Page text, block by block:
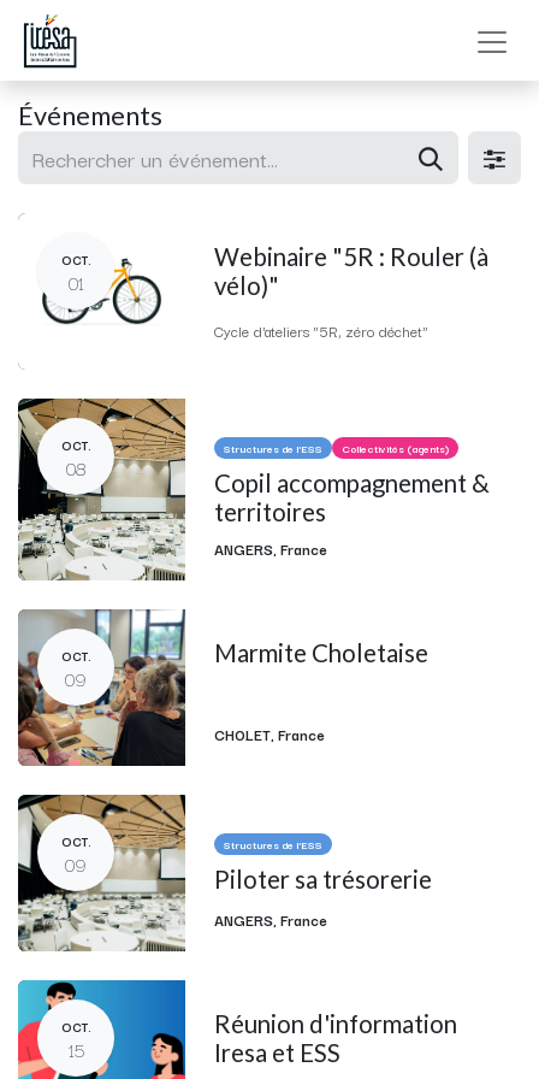
Événements
OCT.
01
Webinaire "5R : Rouler (à
vélo)"
Cycle d'ateliers "5R, zéro déchet"
OCT.
08
Structures de l'ESS Collectivités (agents)
Copil accompagnement &
territoires
ANGERS,France
OCT.
09
Marmite Choletaise
CHOLET,France
OCT.
09
Structures de l'ESS
Piloter sa trésorerie
ANGERS,France
OCT.
15
Réunion d'information
Iresa et ESS